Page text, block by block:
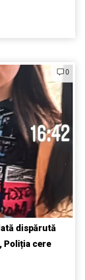
0
dispărută
Poliția cere